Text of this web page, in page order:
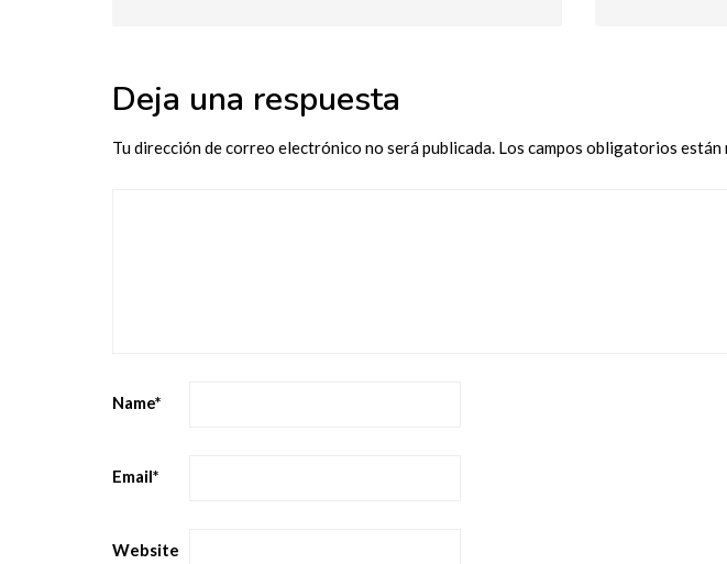
Deja una respuesta
Tu dirección de correo electrónico no será publicada. Los campos obligatorios están
Name*
Email*
Website